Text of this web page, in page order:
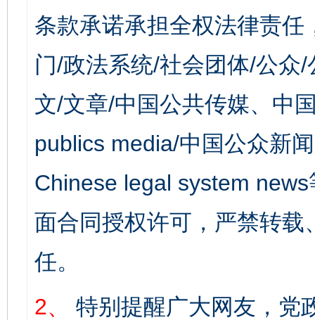
条款承诺承担全权法律责
门/政法系统/社会团体/公众
文/文章/中国公共传媒、中
publics media/中国公众新
Chinese legal system
面合同授权许可，严禁转
任。
2、
特别提醒广大网友，党